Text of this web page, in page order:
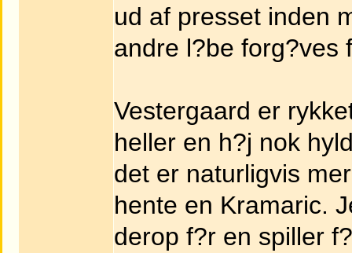
ud af presset inden
andre l?be forg?ves
Vestergaard er
heller en h?j nok
det er naturligvis
hente en Kramaric.
derop f?r en spiller